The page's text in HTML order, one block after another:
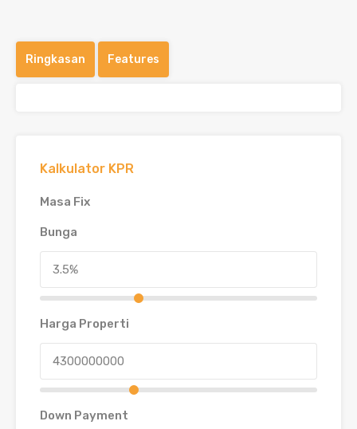
Ringkasan Features
Kalkulator KPR
Masa Fix
Bunga
Harga Properti
Down Payment